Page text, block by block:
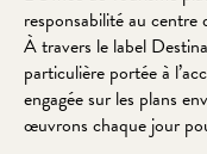
responsabilité au centre
À travers le label
particulière portée à
engagée sur les plans
œuvrons chaque jour